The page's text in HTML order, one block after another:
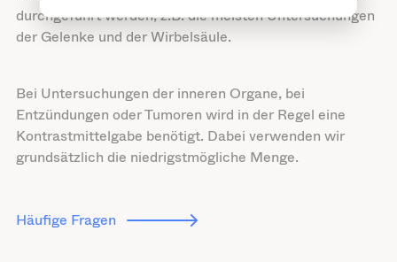
durchgeführt werden, z.B. die meisten Untersuchungen
der Gelenke und der Wirbelsäule.
Bei Untersuchungen der inneren Organe, bei
Entzündungen oder Tumoren wird in der Regel eine
Kontrastmittelgabe benötigt. Dabei verwenden wir
grundsätzlich die niedrigstmögliche Menge.
Häufige Fragen